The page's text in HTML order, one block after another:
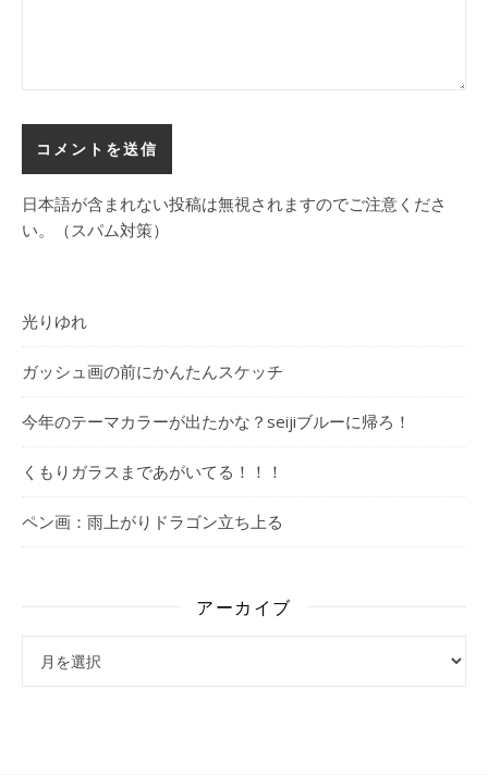
日本語が含まれない投稿は無視されますのでご注意くださ
い。（スパム対策）
光りゆれ
ガッシュ画の前にかんたんスケッチ
今年のテーマカラーが出たかな？seijiブルーに帰ろ！
くもりガラスまであがいてる！！！
ペン画：雨上がりドラゴン立ち上る
アーカイブ